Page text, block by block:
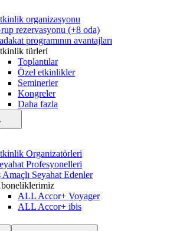
organizasyonu
rezervasyonu (+8 oda)
programının avantajları
türleri
Toplantılar
Özel etkinlikler
Seminerler
Kongreler
Daha fazla
Organizatörleri
Profesyonelleri
Amaçlı Seyahat Edenler
ALL Accor+ Voyager
ALL Accor+ ibis